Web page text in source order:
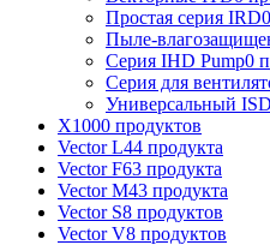
Простая серия IRD
Пыле-
Серия IHD Pump0
Серия для
Универсальный
X1000 продуктов
Vector L44 продукта
Vector F63 продукта
Vector M43 продукта
Vector S8 продуктов
Vector V8 продуктов